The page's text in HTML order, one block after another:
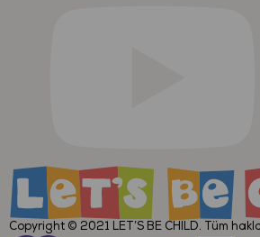
Copyright © 2021 LET’S BE CHILD. Tüm